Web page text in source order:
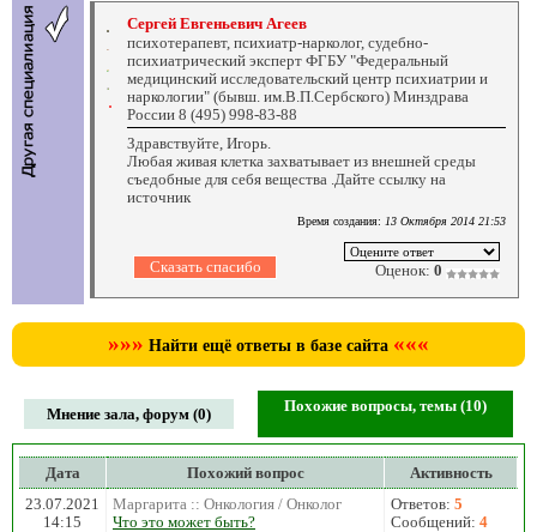
Сергей Евгеньевич Агеев
психотерапевт, психиатр-нарколог, судебно-
психиатрический эксперт ФГБУ "Федеральный
медицинский исследовательский центр психиатрии и
наркологии" (бывш. им.В.П.Сербского) Минздрава
России 8 (495) 998-83-88
Здравствуйте, Игорь.
Любая живая клетка захватывает из внешней среды
съедобные для себя вещества .Дайте ссылку на
источник
Время создания: 13 Октября 2014 21:53
Оценок: 0
»»» Найти ещё ответы в базе сайта «««
Мнение зала, форум (0) Похожие вопросы, темы (10)
Дата Похожий вопрос
Активность
23.07.2021
14:15
Маргарита :: Онкология / Онколог
Что это может быть?
Ответов: 5
Сообщений: 4